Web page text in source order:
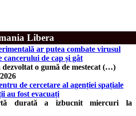
Libera
ar putea combate virusul
cancerului de cap și gât
dezvoltat o gumă de mestecat (…)
de cercetare al agenției spațiale
au fost evacuați
durată a izbucnit miercuri la